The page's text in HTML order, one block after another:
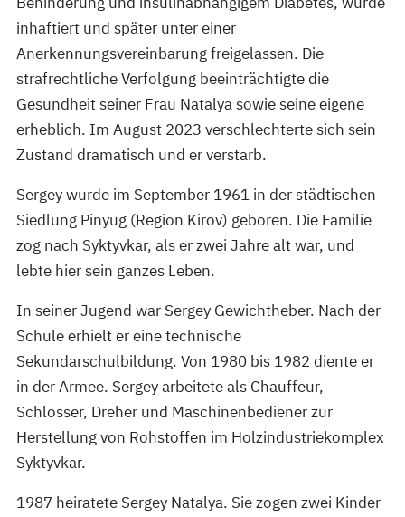
inhaftiert und später unter einer
Anerkennungsvereinbarung freigelassen. Die
strafrechtliche Verfolgung beeinträchtigte die
Gesundheit seiner Frau Natalya sowie seine eigene
erheblich. Im August 2023 verschlechterte sich sein
Zustand dramatisch und er verstarb.
Sergey wurde im September 1961 in der städtischen
Siedlung Pinyug (Region Kirov) geboren. Die Familie
zog nach Syktyvkar, als er zwei Jahre alt war, und
lebte hier sein ganzes Leben.
In seiner Jugend war Sergey Gewichtheber. Nach der
Schule erhielt er eine technische
Sekundarschulbildung. Von 1980 bis 1982 diente er
in der Armee. Sergey arbeitete als Chauffeur,
Schlosser, Dreher und Maschinenbediener zur
Herstellung von Rohstoffen im Holzindustriekomplex
Syktyvkar.
1987 heiratete Sergey Natalya. Sie zogen zwei Kinder